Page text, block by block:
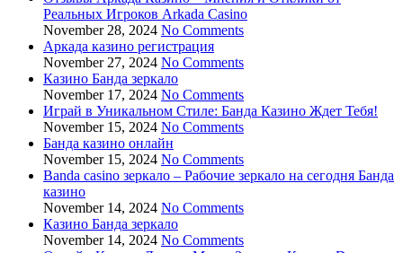
Реальных Игроков Arkada Casino
November 28, 2024 No Comments
Аркада казино регистрация
November 27, 2024 No Comments
Казино Банда зеркало
November 17, 2024 No Comments
Играй в Уникальном Стиле: Банда Казино Ждет Тебя!
November 15, 2024 No Comments
Банда казино онлайн
November 15, 2024 No Comments
Banda casino зеркало – Рабочие зеркало на сегодня Банда
казино
November 14, 2024 No Comments
Казино Банда зеркало
November 14, 2024 No Comments